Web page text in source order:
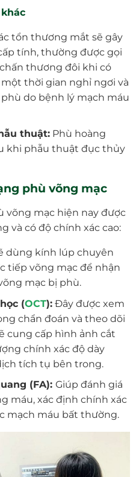
tổn thương mắt sẽ gây
tính, thường được gọi
thương đôi khi có
thời gian nghỉ ngơi và
do bệnh lý mạch máu
thuật:Phù hoàng
khi phẫu thuật đục thủy
phù võng mạc
võng mạc hiện nay được
và có độ chính xác cao:
dùng kính lúp chuyên
tiếp võng mạc để nhận
mạc bị phù.
(OCT):Đây được xem
chẩn đoán và theo dõi
cung cấp hình ảnh cắt
chính xác độ dày
tích tụ bên trong.
(FA): Giúp đánh giá
máu, xác định chính xác
mạch máu bất thường.